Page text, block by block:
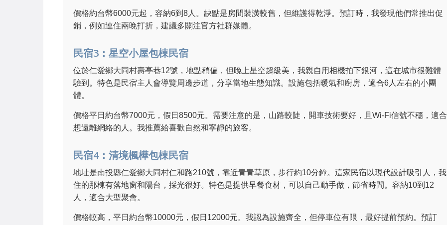
價格約台幣6000元起，容納6到8人。缺點是房間裝潢較舊，但維護得乾淨。預訂時，我發現他們常推出促
銷，例如連住兩晚打折，建議多關注官方社群媒體。
民宿3：星空小屋包棟民宿
位於仁愛鄉大同村壽亭巷12號，地點稍偏，但晚上星空超級美，我親自用相機拍下銀河，這在城市很難體
驗到。特色是民宿主人會導覽周邊步道，分享當地生態知識。設施包括暖氣和廚房，適合6人左右的小團
體。
價格平日約台幣7000元，假日8500元。需要注意的是，山路較陡，開車技術要好，且Wi-Fi信號不穩，適合
想遠離網絡的人。我推薦給喜歡自然和寧靜的旅客。
民宿4：清境楓樺包棟民宿
地址是南投縣仁愛鄉大同村仁和路210號，靠近青青草原，步行約10分鐘。這家民宿以現代設計吸引人，我
住的那棟有落地窗和陽台，採光很好。特色是提供早餐食材，可以自己動手做，節省時間。容納10到12
人，適合大型聚會。
價格較高，平日約台幣10000元，假日12000元。我認為設施齊全，但停車位有限，最好提前預約。預訂